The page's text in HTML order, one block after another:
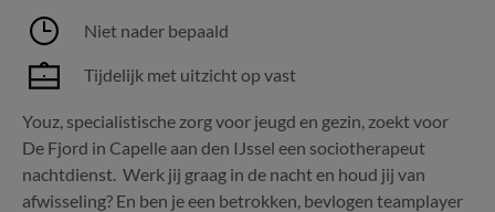
Niet nader bepaald
Tijdelijk met uitzicht op vast
Youz, specialistische zorg voor jeugd en gezin, zoekt voor
De Fjord in Capelle aan den IJssel een sociotherapeut
nachtdienst. Werk jij graag in de nacht en houd jij van
afwisseling? En ben je een betrokken, bevlogen teamplayer